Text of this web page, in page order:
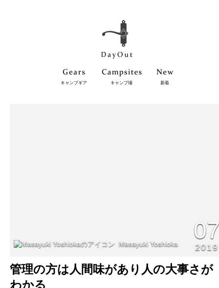
キャンプギア キャンプ場 新着
Masayuki Yoshioka 2019
管理の方は人間味があり人の大事さが
わかる